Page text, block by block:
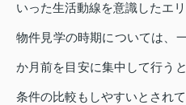
いった生活動線を意識したエリ
物件見学の時期については、
か月前を目安に集中して行う
条件の比較もしやすいとされて